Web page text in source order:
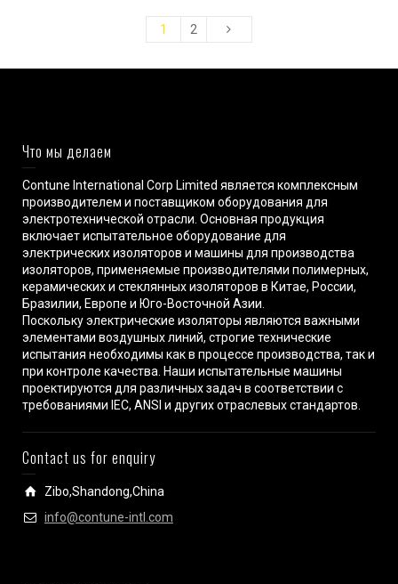
1 2
Что мы делаем
Contune International Corp Limited является комплексным
производителем и поставщиком оборудования для
электротехнической отрасли. Основная продукция
включает испытательное оборудование для
электрических изоляторов и машины для производства
изоляторов, применяемые производителями полимерных,
керамических и стеклянных изоляторов в Китае, России,
Бразилии, Европе и Юго-Восточной Азии.
Поскольку электрические изоляторы являются важными
элементами воздушных линий, строгие технические
испытания необходимы как в процессе производства, так и
при контроле качества. Наши испытательные машины
проектируются для различных задач в соответствии с
требованиями IEC, ANSI и других отраслевых стандартов.
Contact us for enquiry
Zibo,Shandong,China
info@contune-intl.com